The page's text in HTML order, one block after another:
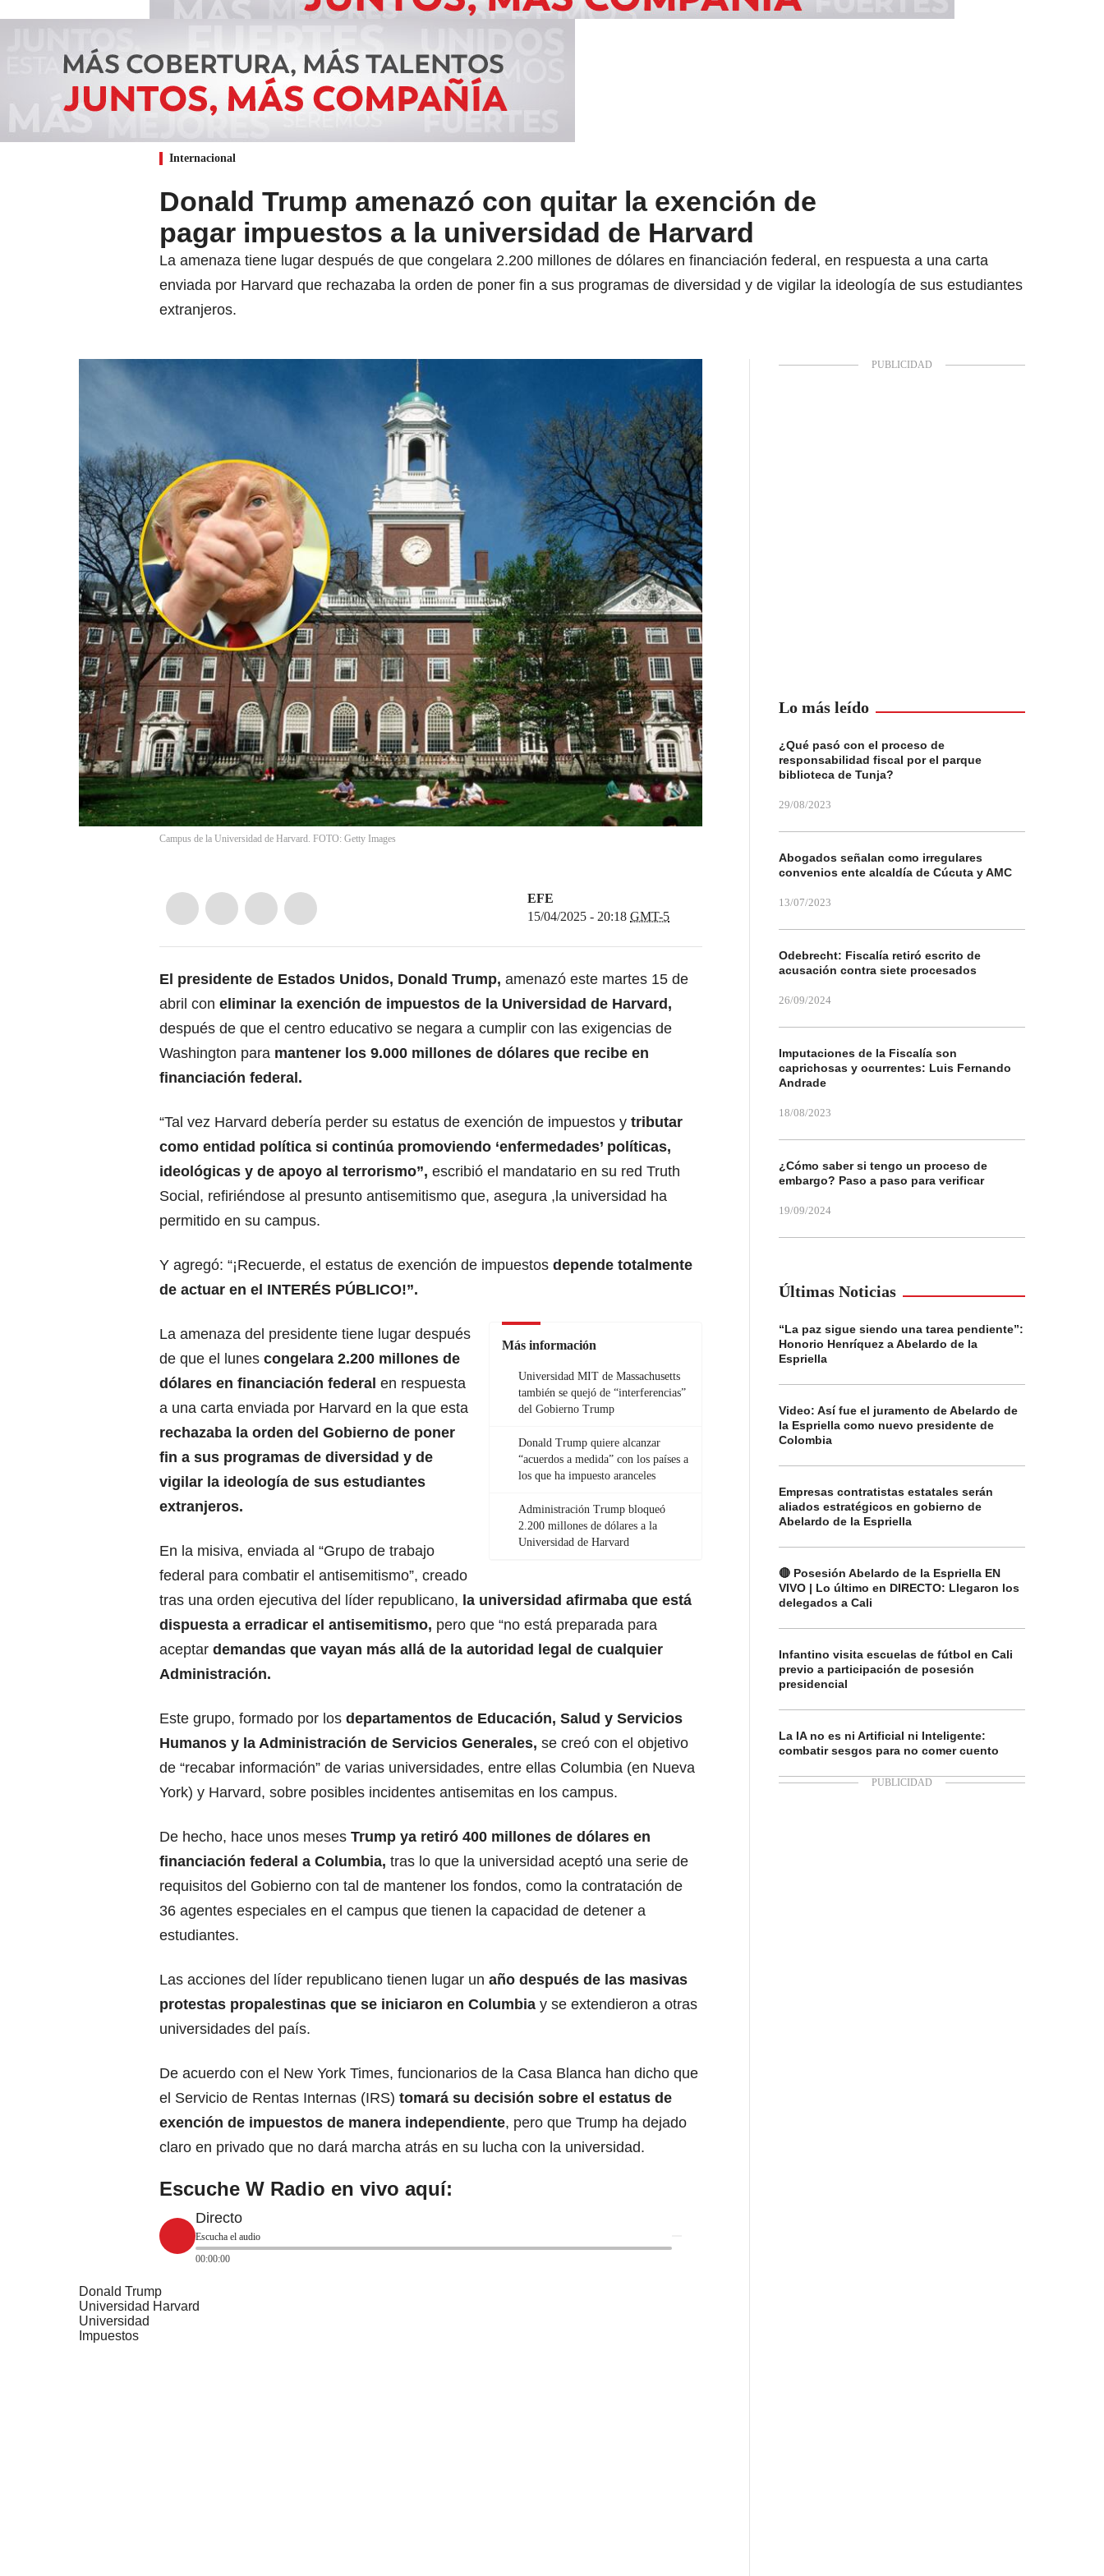
Internacional
Donald Trump amenazó con quitar la exención de
pagar impuestos a la universidad de Harvard
La amenaza tiene lugar después de que congelara 2.200 millones de dólares en financiación federal, en respuesta a una carta
enviada por Harvard que rechazaba la orden de poner fin a sus programas de diversidad y de vigilar la ideología de sus estudiantes
extranjeros.
Campus de la Universidad de Harvard. FOTO: Getty Images
EFE
15/04/2025 - 20:18 GMT-5
El presidente de Estados Unidos, Donald Trump, amenazó este martes 15 de
abril con eliminar la exención de impuestos de la Universidad de Harvard ,
después de que el centro educativo se negara a cumplir con las exigencias de
Washington para mantener los 9.000 millones de dólares que recibe en
financiación federal .
“Tal vez Harvard debería perder su estatus de exención de impuestos y tributar
como entidad política si continúa promoviendo ‘enfermedades’ políticas,
ideológicas y de apoyo al terrorismo”, escribió el mandatario en su red Truth
Social, refiriéndose al presunto antisemitismo que, asegura ,la universidad ha
permitido en su campus.
Y agregó: “¡Recuerde, el estatus de exención de impuestos depende totalmente
de actuar en el INTERÉS PÚBLICO!”.
Más información
Universidad MIT de Massachusetts
también se quejó de “interferencias”
del Gobierno Trump
Donald Trump quiere alcanzar
“acuerdos a medida” con los países a
los que ha impuesto aranceles
Administración Trump bloqueó
2.200 millones de dólares a la
Universidad de Harvard
La amenaza del presidente tiene lugar después
de que el lunes congelara 2.200 millones de
dólares en financiación federal en respuesta
a una carta enviada por Harvard en la que esta
rechazaba la orden del Gobierno de poner
fin a sus programas de diversidad y de
vigilar la ideología de sus estudiantes
extranjeros.
En la misiva, enviada al “Grupo de trabajo
federal para combatir el antisemitismo”, creado
tras una orden ejecutiva del líder republicano, la universidad afirmaba que está
dispuesta a erradicar el antisemitismo, pero que “no está preparada para
aceptar demandas que vayan más allá de la autoridad legal de cualquier
Administración.
Este grupo, formado por los departamentos de Educación, Salud y Servicios
Humanos y la Administración de Servicios Generales, se creó con el objetivo
de “recabar información” de varias universidades, entre ellas Columbia (en Nueva
York) y Harvard, sobre posibles incidentes antisemitas en los campus.
De hecho, hace unos meses Trump ya retiró 400 millones de dólares en
financiación federal a Columbia, tras lo que la universidad aceptó una serie de
requisitos del Gobierno con tal de mantener los fondos, como la contratación de
36 agentes especiales en el campus que tienen la capacidad de detener a
estudiantes.
Las acciones del líder republicano tienen lugar un año después de las masivas
protestas propalestinas que se iniciaron en Columbia y se extendieron a otras
universidades del país.
De acuerdo con el New York Times, funcionarios de la Casa Blanca han dicho que
el Servicio de Rentas Internas (IRS) tomará su decisión sobre el estatus de
exención de impuestos de manera independiente, pero que Trump ha dejado
claro en privado que no dará marcha atrás en su lucha con la universidad.
Escuche W Radio en vivo aquí:
Directo
Escucha el audio
00:00:00
Donald Trump
Universidad Harvard
Universidad
Impuestos
Lo más leído
¿Qué pasó con el proceso de
responsabilidad fiscal por el parque
biblioteca de Tunja?
29/08/2023
Abogados señalan como irregulares
convenios ente alcaldía de Cúcuta y AMC
13/07/2023
Odebrecht: Fiscalía retiró escrito de
acusación contra siete procesados
26/09/2024
Imputaciones de la Fiscalía son
caprichosas y ocurrentes: Luis Fernando
Andrade
18/08/2023
¿Cómo saber si tengo un proceso de
embargo? Paso a paso para verificar
19/09/2024
Últimas Noticias
“La paz sigue siendo una tarea pendiente”:
Honorio Henríquez a Abelardo de la
Espriella
Video: Así fue el juramento de Abelardo de
la Espriella como nuevo presidente de
Colombia
Empresas contratistas estatales serán
aliados estratégicos en gobierno de
Abelardo de la Espriella
🔴 Posesión Abelardo de la Espriella EN
VIVO | Lo último en DIRECTO: Llegaron los
delegados a Cali
Infantino visita escuelas de fútbol en Cali
previo a participación de posesión
presidencial
La IA no es ni Artificial ni Inteligente:
combatir sesgos para no comer cuento